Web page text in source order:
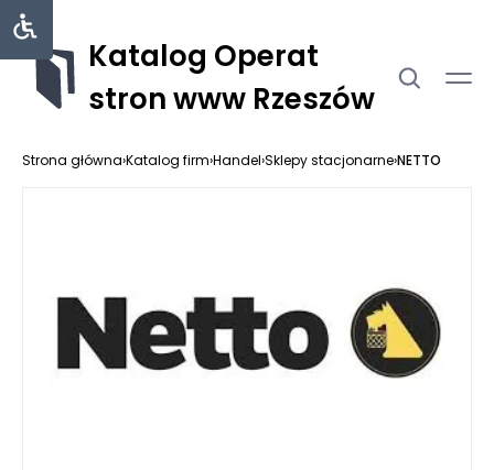
Katalog Operat
stron www Rzeszów
Strona główna›Katalog firm›Handel›Sklepy stacjonarne›NETTO